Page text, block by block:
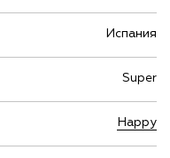
Испания
Super
Happy